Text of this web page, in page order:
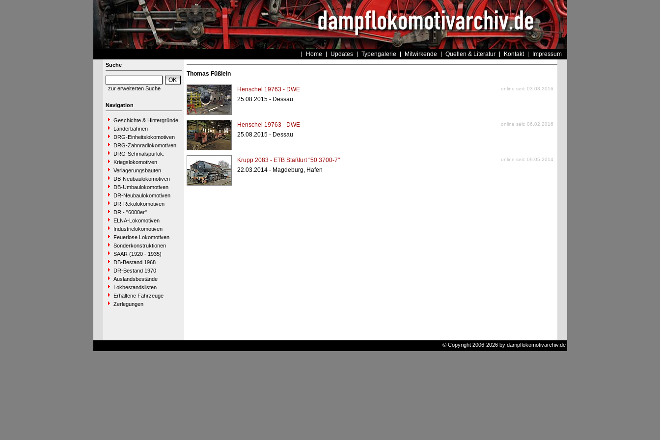
Home Updates Typengalerie Mitwirkende Quellen & Literatur Kontakt Impressum
Suche
zur erweiterten Suche
Navigation
Geschichte & Hintergründe
Länderbahnen
DRG-Einheitslokomotiven
DRG-Zahnradlokomotiven
DRG-Schmalspurlok.
Kriegslokomotiven
Verlagerungsbauten
DB-Neubaulokomotiven
DB-Umbaulokomotiven
DR-Neubaulokomotiven
DR-Rekolokomotiven
DR - "6000er"
ELNA-Lokomotiven
Industrielokomotiven
Feuerlose Lokomotiven
Sonderkonstruktionen
SAAR (1920 - 1935)
DB-Bestand 1968
DR-Bestand 1970
Auslandsbestände
Lokbestandslisten
Erhaltene Fahrzeuge
Zerlegungen
Thomas Füßlein
Henschel 19763 - DWE online seit: 03.03.2016
25.08.2015 - Dessau
Henschel 19763 - DWE online seit: 06.02.2016
25.08.2015 - Dessau
Krupp 2083 - ETB Staßfurt "50 3700-7" online seit: 09.05.2014
22.03.2014 - Magdeburg, Hafen
© Copyright 2006-2026 by dampflokomotivarchiv.de